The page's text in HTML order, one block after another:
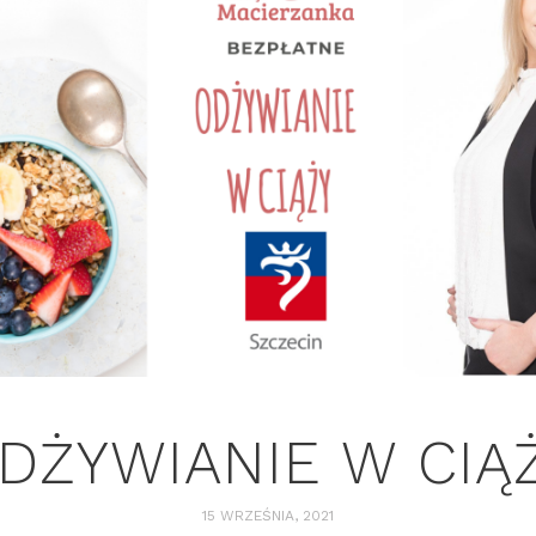
W
15 WRZEŚNIA, 2021